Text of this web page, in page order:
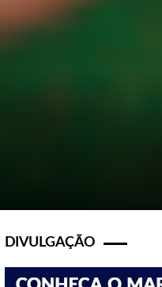
DIVULGAÇÃO